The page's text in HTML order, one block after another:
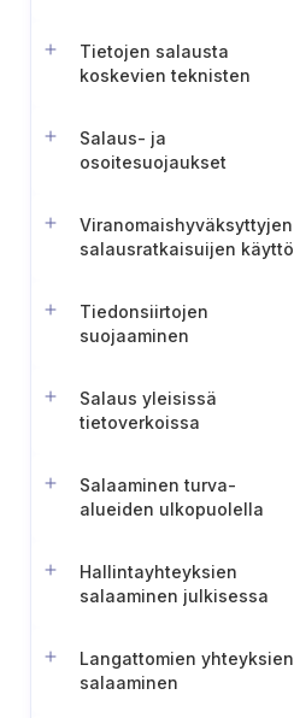
Tietojen salausta
koskevien teknisten
Salaus- ja
osoitesuojaukset
Viranomaishyväksyttyjen
salausratkaisuijen käyttö
Tiedonsiirtojen
suojaaminen
Salaus yleisissä
tietoverkoissa
Salaaminen turva-
alueiden ulkopuolella
Hallintayhteyksien
salaaminen julkisessa
Langattomien yhteyksien
salaaminen